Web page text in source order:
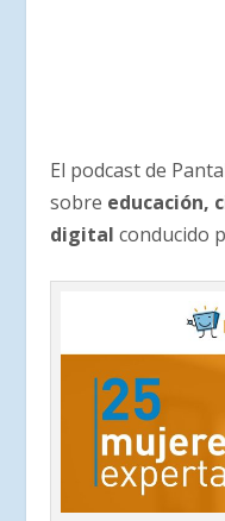
El podcast de
sobre educación,
digital conducido